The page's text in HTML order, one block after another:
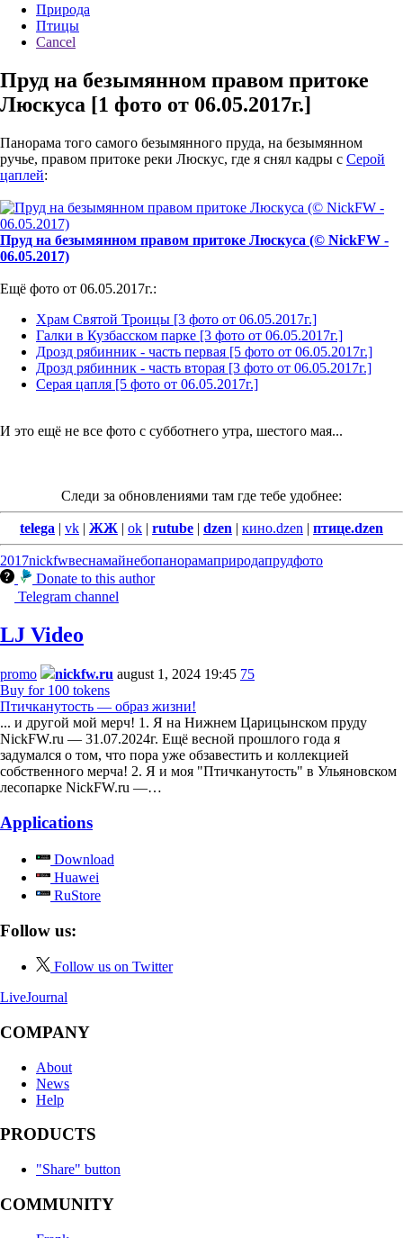
Природа
Птицы
Cancel
Пруд на безымянном правом притоке
Люскуса [1 фото от 06.05.2017г.]
Панорама того самого безымянного пруда, на безымянном
ручье, правом притоке реки Люскус, где я снял кадры с Серой
цаплей:
Пруд на безымянном правом притоке Люскуса (© NickFW -
06.05.2017)
Ещё фото от 06.05.2017г.:
Храм Святой Троицы [3 фото от 06.05.2017г.]
Галки в Кузбасском парке [3 фото от 06.05.2017г.]
Дрозд рябинник - часть первая [5 фото от 06.05.2017г.]
Дрозд рябинник - часть вторая [3 фото от 06.05.2017г.]
Серая цапля [5 фото от 06.05.2017г.]
И это ещё не все фото с субботнего утра, шестого мая...
Следи за обновлениями там где тебе удобнее:
telega | vk | ЖЖ | ok | rutube | dzen | кино.dzen | птице.dzen
2017nickfwвеснамайнебопанорамаприродапрудфото
Donate to this author
Telegram channel
LJ Video
promo nickfw.ru august 1, 2024 19:45 75
Buy for 100 tokens
Птичканутость — образ жизни!
... и другой мой мерч! 1. Я на Нижнем Царицынском пруду
NickFW.ru — 31.07.2024г. Ещё весной прошлого года я
задумался о том, что пора уже обзавестить и коллекцией
собственного мерча! 2. Я и моя "Птичканутость" в Ульяновском
лесопарке NickFW.ru —…
Applications
Download
Huawei
RuStore
Follow us:
Follow us on Twitter
LiveJournal
COMPANY
About
News
Help
PRODUCTS
"Share" button
COMMUNITY